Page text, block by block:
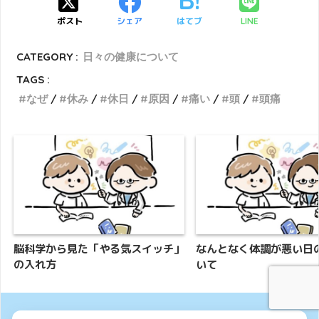
ポスト シェア はてブ LINE
CATEGORY : 日々の健康について
TAGS :
なぜ
休み 休日 原因 痛い 頭 頭痛
脳科学から見た「やる気スイッチ」
の入れ方
なんとなく体調が悪い日
いて